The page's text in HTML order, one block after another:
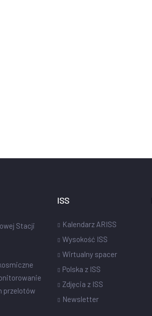
Stacji
przelotów
ISS
Kalendarz ARISS
Wysokość ISS
Wirtualny spacer
Polska z ISS
Zdjęcia z ISS
Newsletter